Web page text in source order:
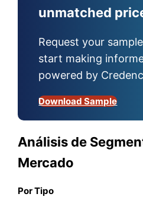
unmatched
Request your
start making
powered by
Download Sample
Análisis de
Mercado
Por Tipo